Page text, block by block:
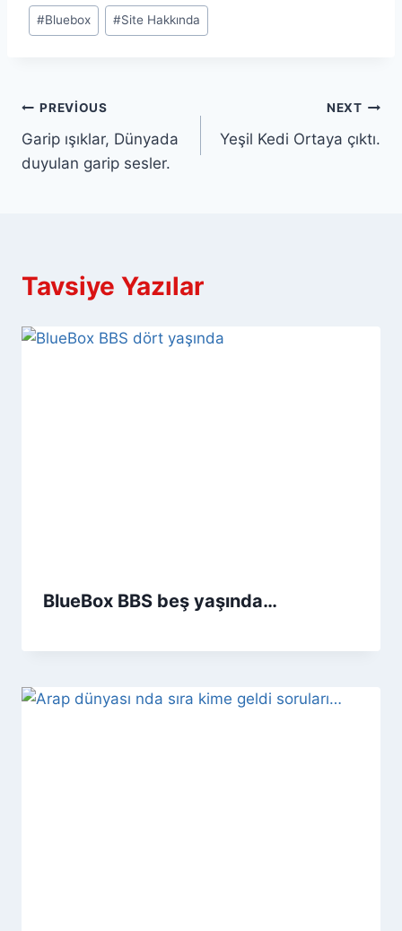
Post
Tags:
#Bluebox #Site Hakkında
Yazı
gezinmesi
PREVIOUS
Garip ışıklar, Dünyada
duyulan garip sesler.
NEXT
Yeşil Kedi Ortaya çıktı.
Tavsiye Yazılar
BlueBox BBS beş yaşında…